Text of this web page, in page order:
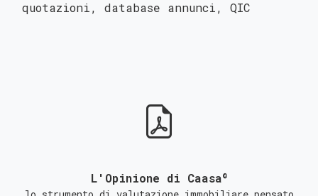
quotazioni, database annunci, QIC
L'Opinione di Caasa©